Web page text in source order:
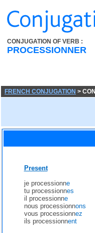
CONJUGATION OF VERB :
PROCESSIONNER
FRENCH CONJUGATION >
Present
je processionne
tu processionnes
il processionne
nous processionnons
vous processionnez
ils processionnent